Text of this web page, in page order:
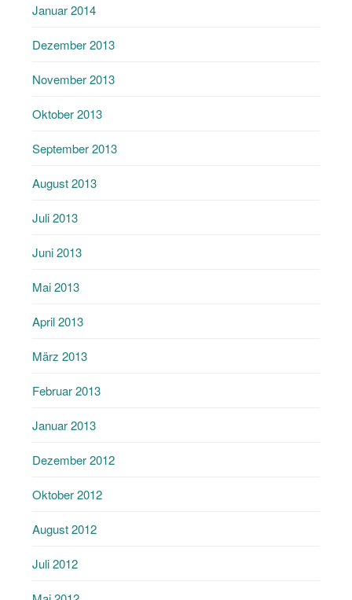
Januar 2014
Dezember 2013
November 2013
Oktober 2013
September 2013
August 2013
Juli 2013
Juni 2013
Mai 2013
April 2013
März 2013
Februar 2013
Januar 2013
Dezember 2012
Oktober 2012
August 2012
Juli 2012